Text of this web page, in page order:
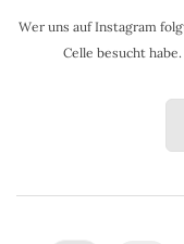
Wer uns auf Instagram
Celle besucht